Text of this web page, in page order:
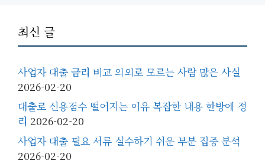
최신 글
사업자 대출 금리 비교 의외로 모르는 사람 많은 사실
2026-02-20
대출로 신용점수 떨어지는 이유 복잡한 내용 한방에 정
리 2026-02-20
사업자 대출 필요 서류 실수하기 쉬운 부분 집중 분석
2026-02-20